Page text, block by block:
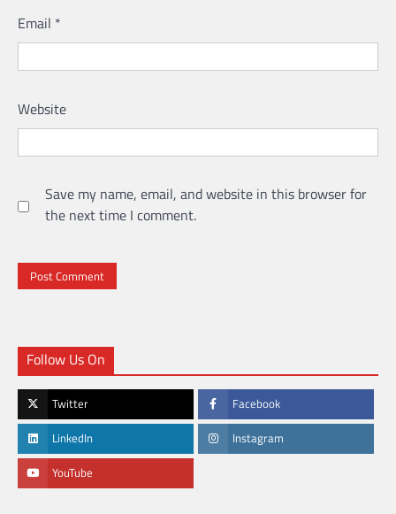
Email *
Website
Save my name, email, and website in this browser for
the next time I comment.
Follow Us On
Twitter Facebook
LinkedIn Instagram
YouTube